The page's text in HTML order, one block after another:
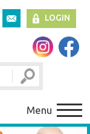
LOGIN
Menu